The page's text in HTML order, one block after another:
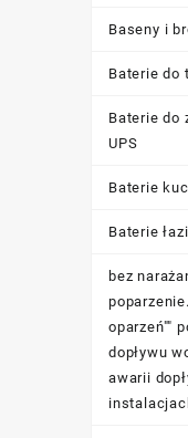
Baseny i
Baterie do
Baterie do
UPS
Baterie
Baterie
bez
oparzeń""
dopływu
awarii